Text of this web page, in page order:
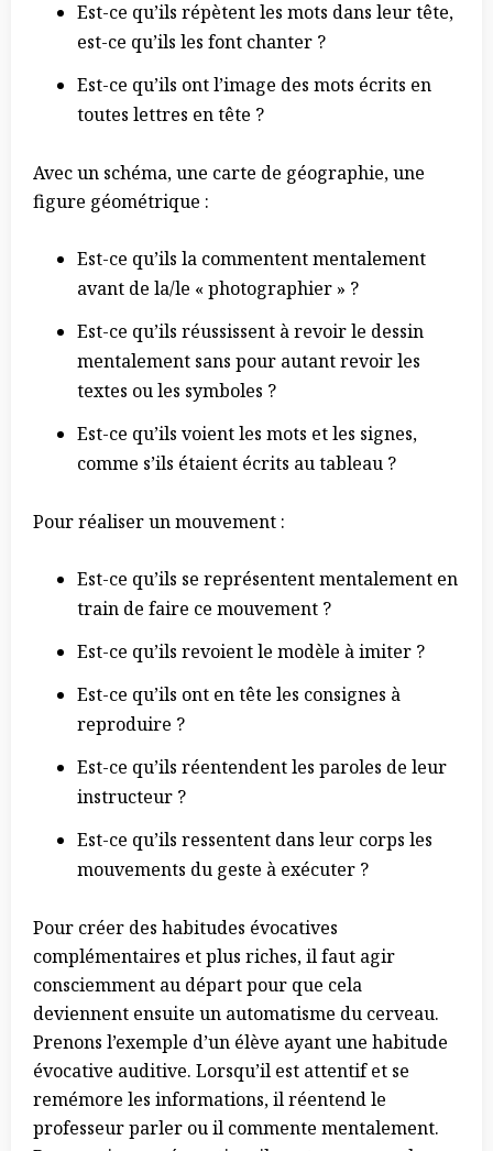
Est-ce qu’ils répètent les mots dans leur tête,
est-ce qu’ils les font chanter ?
Est-ce qu’ils ont l’image des mots écrits en
toutes lettres en tête ?
Avec un schéma, une carte de géographie, une
figure géométrique :
Est-ce qu’ils la commentent mentalement
avant de la/le « photographier » ?
Est-ce qu’ils réussissent à revoir le dessin
mentalement sans pour autant revoir les
textes ou les symboles ?
Est-ce qu’ils voient les mots et les signes,
comme s’ils étaient écrits au tableau ?
Pour réaliser un mouvement :
Est-ce qu’ils se représentent mentalement en
train de faire ce mouvement ?
Est-ce qu’ils revoient le modèle à imiter ?
Est-ce qu’ils ont en tête les consignes à
reproduire ?
Est-ce qu’ils réentendent les paroles de leur
instructeur ?
Est-ce qu’ils ressentent dans leur corps les
mouvements du geste à exécuter ?
Pour créer des habitudes évocatives
complémentaires et plus riches, il faut agir
consciemment au départ pour que cela
deviennent ensuite un automatisme du cerveau.
Prenons l’exemple d’un élève ayant une habitude
évocative auditive. Lorsqu’il est attentif et se
remémore les informations, il réentend le
professeur parler ou il commente mentalement.